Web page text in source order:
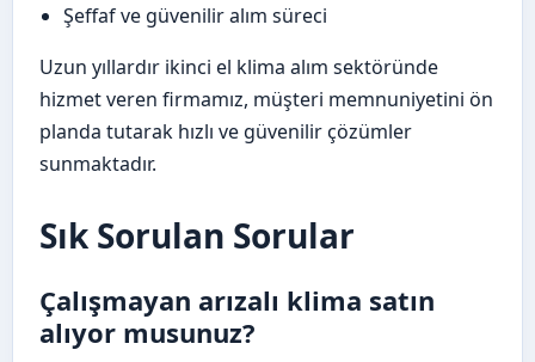
Şeffaf ve güvenilir alım süreci
Uzun yıllardır ikinci el klima alım sektöründe
hizmet veren firmamız, müşteri memnuniyetini ön
planda tutarak hızlı ve güvenilir çözümler
sunmaktadır.
Sık Sorulan Sorular
Çalışmayan arızalı klima satın
alıyor musunuz?